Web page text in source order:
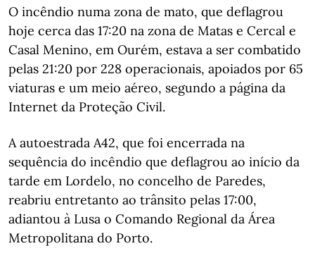
O incêndio numa zona de mato, que deflagrou
hoje cerca das 17:20 na zona de Matas e Cercal e
Casal Menino, em Ourém, estava a ser combatido
pelas 21:20 por 228 operacionais, apoiados por 65
viaturas e um meio aéreo, segundo a página da
Internet da Proteção Civil.
A autoestrada A42, que foi encerrada na
sequência do incêndio que deflagrou ao início da
tarde em Lordelo, no concelho de Paredes,
reabriu entretanto ao trânsito pelas 17:00,
adiantou à Lusa o Comando Regional da Área
Metropolitana do Porto.